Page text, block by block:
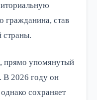
гражданина, став
страны.
прямо упомянутый
В 2026 году он
сохраняет